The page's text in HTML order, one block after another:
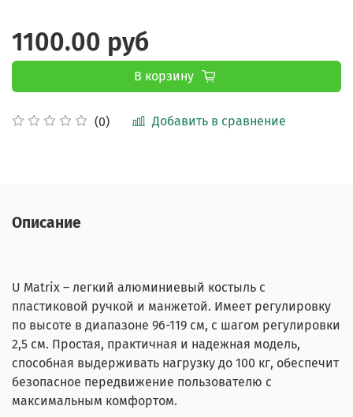
(0) Добавить в сравнение
1100.00 руб
В корзину
Описание
U Matrix – легкий алюминиевый костыль с
пластиковой ручкой и манжетой. Имеет регулировку
по высоте в диапазоне 96-119 см, с шагом регулировки
2,5 см. Простая, практичная и надежная модель,
способная выдерживать нагрузку до 100 кг, обеспечит
безопасное передвижение пользователю с
максимальным комфортом.